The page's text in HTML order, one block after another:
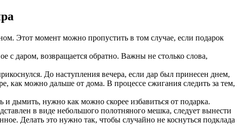
Этот момент можно пропустить в том случае, если подарок
с даром, возвращается обратно. Важны не столько слова,
До наступления вечера, если дар был принесен днем,
как можно дальше от дома. В процессе сжигания следить за тем,
и дымить, нужно как можно скорее избавиться от подарка.
в виде небольшого полотняного мешка, следует вынести
Делать это нужно так, чтобы случайно не коснуться подклада